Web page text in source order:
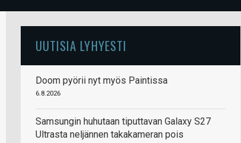
UUTISIA LYHYESTI
Doom pyörii nyt myös Paintissa
6.8.2026
Samsungin huhutaan tiputtavan Galaxy S27
Ultrasta neljännen takakameran pois